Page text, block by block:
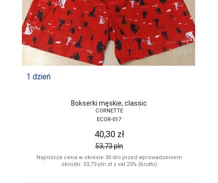
1 dzień
Bokserki męskie, classic
CORNETTE
ECOR-017
40,30 zł
53,73pln
Najniższa cena w okresie 30 dni przed wprowadzeniem
obniżki: 53,73 pln zł z vat 23% (brutto)